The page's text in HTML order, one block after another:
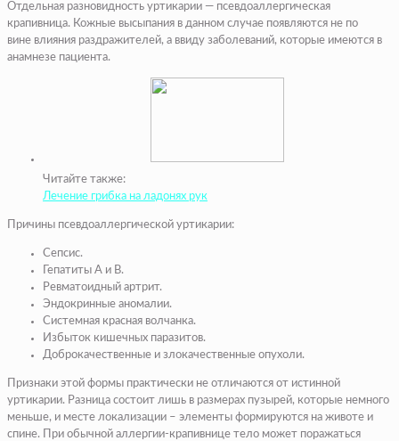
Отдельная разновидность уртикарии — псевдоаллергическая
крапивница. Кожные высыпания в данном случае появляются не по
вине влияния раздражителей, а ввиду заболеваний, которые имеются в
анамнезе пациента.
Читайте также:
Лечение грибка на ладонях рук
Причины псевдоаллергической уртикарии:
Сепсис.
Гепатиты A и B.
Ревматоидный артрит.
Эндокринные аномалии.
Системная красная волчанка.
Избыток кишечных паразитов.
Доброкачественные и злокачественные опухоли.
Признаки этой формы практически не отличаются от истинной
уртикарии. Разница состоит лишь в размерах пузырей, которые немного
меньше, и месте локализации – элементы формируются на животе и
спине. При обычной аллергии-крапивнице тело может поражаться